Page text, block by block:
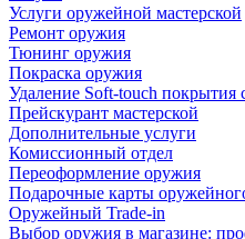
Услуги оружейной мастерской
Ремонт оружия
Тюнинг оружия
Покраска оружия
Удаление Soft-touch покрытия
Прейскурант мастерской
Дополнительные услуги
Комиссионный отдел
Переоформление оружия
Подарочные карты
Оружейный Trade-in
Выбор оружия в магазине: